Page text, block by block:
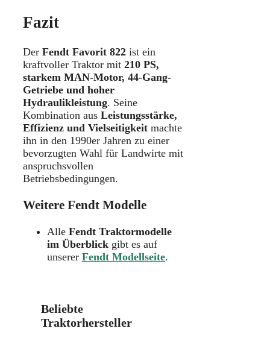
Fazit
Der Fendt Favorit 822 ist ein
kraftvoller Traktor mit 210 PS,
starkem MAN-Motor, 44-Gang-
Getriebe und hoher
Hydraulikleistung. Seine
Kombination aus Leistungsstärke,
Effizienz und Vielseitigkeit machte
ihn in den 1990er Jahren zu einer
bevorzugten Wahl für Landwirte mit
anspruchsvollen
Betriebsbedingungen.
Weitere Fendt Modelle
Alle Fendt Traktormodelle
im Überblick gibt es auf
unserer Fendt Modellseite.
Beliebte
Traktorhersteller